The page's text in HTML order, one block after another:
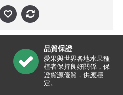
品質保證
愛果與世界各地水果種
植者保持良好關係，保
證貨源優質，供應穩
定。